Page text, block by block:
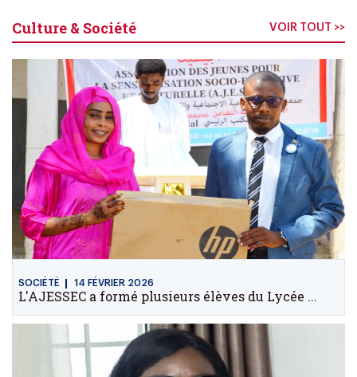
Culture & Société VOIR TOUT >>
SOCIÉTÉ 14 FÉVRIER 2026
L'AJESSEC a formé plusieurs élèves du Lycée ...